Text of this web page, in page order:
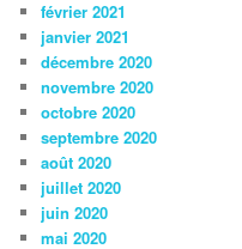
février 2021
janvier 2021
décembre 2020
novembre 2020
octobre 2020
septembre 2020
août 2020
juillet 2020
juin 2020
mai 2020